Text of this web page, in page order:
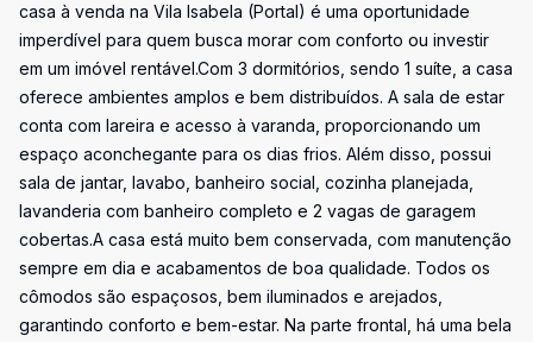
casa à venda na Vila Isabela (Portal) é uma oportunidade
imperdível para quem busca morar com conforto ou investir
em um imóvel rentável.Com 3 dormitórios, sendo 1 suíte, a casa
oferece ambientes amplos e bem distribuídos. A sala de estar
conta com lareira e acesso à varanda, proporcionando um
espaço aconchegante para os dias frios. Além disso, possui
sala de jantar, lavabo, banheiro social, cozinha planejada,
lavanderia com banheiro completo e 2 vagas de garagem
cobertas.A casa está muito bem conservada, com manutenção
sempre em dia e acabamentos de boa qualidade. Todos os
cômodos são espaçosos, bem iluminados e arejados,
garantindo conforto e bem-estar. Na parte frontal, há uma bela